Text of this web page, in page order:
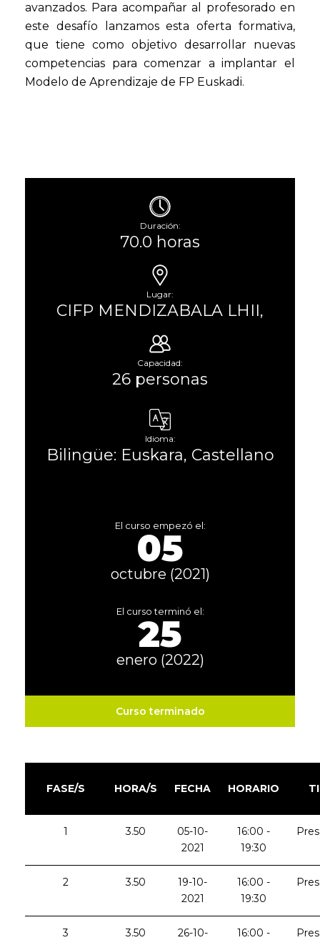
avanzados. Para acompañar al profesorado en
este desafío lanzamos esta oferta formativa,
que tiene como objetivo desarrollar nuevas
competencias para comenzar a implantar el
Modelo de Aprendizaje de FP Euskadi.
Duración:
70.0 horas
Lugar:
CIFP MENDIZABALA LHII,
Capacidad:
26 personas
Idioma:
Bilingüe: Euskara, Castellano
El curso empezó el:
05
octubre (2021)
El curso terminó el:
25
enero (2022)
Curso terminado
FASE/S HORA/S FECHA HORARIO
1 3.50
05-10-
2021
16:00 -
19:30
2 3.50
19-10-
2021
16:00 -
19:30
3 3.50
26-10-
16:00 -